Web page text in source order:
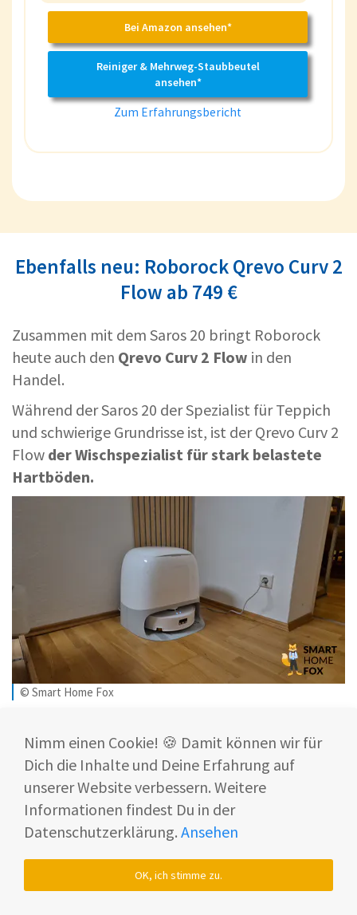
Bei Amazon ansehen*
Reiniger & Mehrweg-Staubbeutel
ansehen*
Zum Erfahrungsbericht
Ebenfalls neu: Roborock Qrevo Curv 2
Flow ab 749 €
Zusammen mit dem Saros 20 bringt Roborock
heute auch den Qrevo Curv 2 Flow in den
Handel.
Während der Saros 20 der Spezialist für Teppich
und schwierige Grundrisse ist, ist der Qrevo Curv 2
Flow der Wischspezialist für stark belastete
Hartböden.
© Smart Home Fox
Echtzeit während des Fahrens, Schmutzwasser
und Frischwasser werden dauerhaft getrennt
gehalten. 🧽
Für alle, die mehr Details wollen:
vollständigen Testbericht zum Qrevo Curv 2
Flowgibts hier direkt bei uns.Hier aber schon
mal alle Preise und Verfügbarkeiten im Überblick:
Nimm einen Cookie! 🍪 Damit können wir für
Dich die Inhalte und Deine Erfahrung auf
unserer Website verbessern. Weitere
Informationen findest Du in der
Datenschutzerklärung. Ansehen
OK, ich stimme zu.